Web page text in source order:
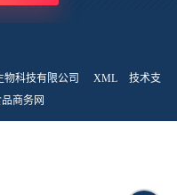
科技有限公司 XML
技术支
商务网